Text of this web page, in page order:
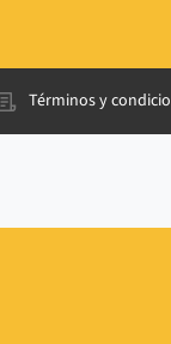
Términos y